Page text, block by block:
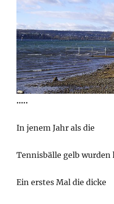
…..
In jenem Jahr als die
Tennisbälle gelb wurden
Ein erstes Mal die dicke